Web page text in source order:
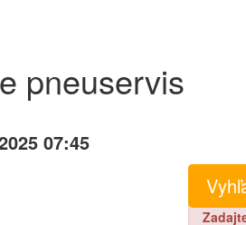
pneuservis
07:45